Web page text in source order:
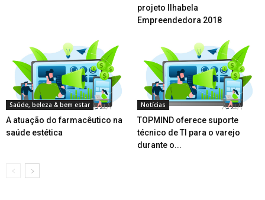
projeto Ilhabela
Empreendedora 2018
Saúde, beleza & bem estar
A atuação do farmacêutico na
saúde estética
Notícias
TOPMIND oferece suporte
técnico de TI para o varejo
durante o...